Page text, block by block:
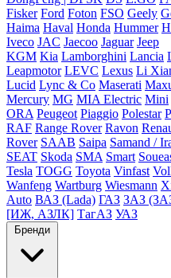
Fisker Ford Foton FSO Geely
Haima Haval Honda Hummer
Iveco JAC Jaecoo Jaguar Jeep
KGM Kia Lamborghini Lancia
Leapmotor LEVC Lexus Li
Lucid Lync & Co Maserati
Mercury MG MIA Electric Mini
ORA Peugeot Piaggio Polestar
RAF Range Rover Ravon
Rover SAAB Saipa Samand /
SEAT Skoda SMA Smart
Tesla TOGG Toyota Vinfast
Wanfeng Wartburg Wiesmann
Auto ВАЗ (Lada) ГАЗ ЗАЗ
[ИЖ, АЗЛК] ТагАЗ УАЗ
Бренди